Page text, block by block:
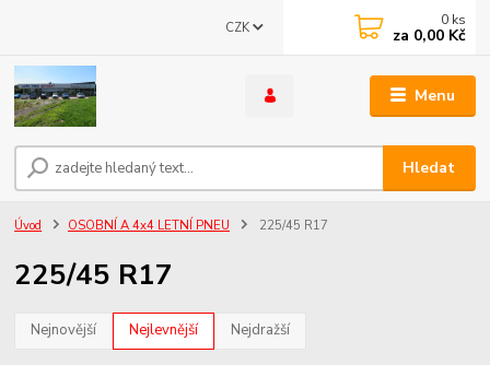
Menu
CZK
Hledat
0 ks
za 0,00 Kč
Úvod OSOBNÍ A 4x4 LETNÍ PNEU 225/45 R17
225/45 R17
Nejnovější Nejlevnější Nejdražší